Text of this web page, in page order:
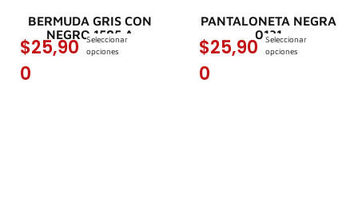
BERMUDA GRIS CON
NEGRO 1585 A
$25,90
0
Seleccionar
opciones
PANTALONETA NEGRA
0131
$25,90
0
Seleccionar
opciones